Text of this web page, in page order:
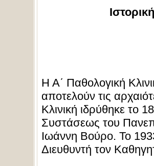
Η Α΄ Παθολογική
αποτελούν τις
Κλινική ιδρύθηκε το
Συστάσεως του
Ιωάννη Βούρο. Το
Διευθυντή τον